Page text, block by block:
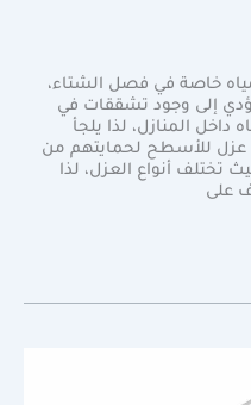
خاصة في فصل الشتاء،
إلى وجود تشققات في
المنازل، لذا يلجأ
عزل للأسطح لحمايتهم من
تختلف أنواع العزل، لذا
على